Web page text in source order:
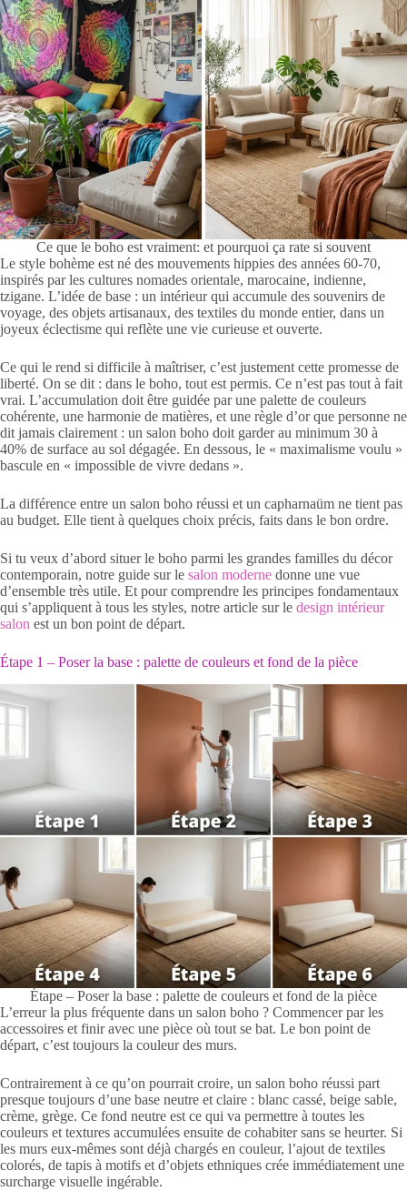
Ce que le boho est vraiment: et pourquoi ça rate si souvent
Le style bohème est né des mouvements hippies des années 60-70,
inspirés par les cultures nomades orientale, marocaine, indienne,
tzigane. L’idée de base : un intérieur qui accumule des souvenirs de
voyage, des objets artisanaux, des textiles du monde entier, dans un
joyeux éclectisme qui reflète une vie curieuse et ouverte.
Ce qui le rend si difficile à maîtriser, c’est justement cette promesse de
liberté. On se dit : dans le boho, tout est permis. Ce n’est pas tout à fait
vrai. L’accumulation doit être guidée par une palette de couleurs
cohérente, une harmonie de matières, et une règle d’or que personne ne
dit jamais clairement : un salon boho doit garder au minimum 30 à
40% de surface au sol dégagée. En dessous, le « maximalisme voulu »
bascule en « impossible de vivre dedans ».
La différence entre un salon boho réussi et un capharnaüm ne tient pas
au budget. Elle tient à quelques choix précis, faits dans le bon ordre.
Si tu veux d’abord situer le boho parmi les grandes familles du décor
contemporain, notre guide sur le salon moderne donne une vue
d’ensemble très utile. Et pour comprendre les principes fondamentaux
qui s’appliquent à tous les styles, notre article sur le design intérieur
salon est un bon point de départ.
Étape 1 – Poser la base : palette de couleurs et fond de la pièce
Étape – Poser la base : palette de couleurs et fond de la pièce
L’erreur la plus fréquente dans un salon boho ? Commencer par les
accessoires et finir avec une pièce où tout se bat. Le bon point de
départ, c’est toujours la couleur des murs.
Contrairement à ce qu’on pourrait croire, un salon boho réussi part
presque toujours d’une base neutre et claire : blanc cassé, beige sable,
crème, grège. Ce fond neutre est ce qui va permettre à toutes les
couleurs et textures accumulées ensuite de cohabiter sans se heurter. Si
les murs eux-mêmes sont déjà chargés en couleur, l’ajout de textiles
colorés, de tapis à motifs et d’objets ethniques crée immédiatement une
surcharge visuelle ingérable.